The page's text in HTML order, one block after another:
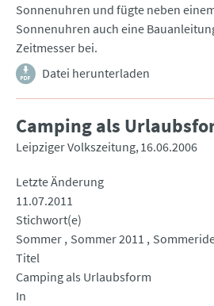
Sonnenuhren und fügte neben
Sonnenuhren auch eine
Zeitmesser bei.
Datei herunterladen
Camping als
Leipziger Volkszeitung 16.06.2006
Letzte Änderung
11.07.2011
Stichwort(e)
Sommer Sommer 2011
Titel
Camping als Urlaubsform
In